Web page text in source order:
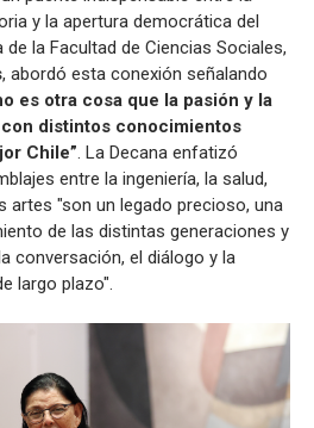
y la apertura democrática del
la Facultad de Ciencias Sociales,
, abordó esta conexión señalando
es otra cosa que la pasión y la
distintos conocimientos
Chile”. La Decana enfatizó
entre la ingeniería, la salud,
artes "son un legado precioso, una
de las distintas generaciones y
conversación, el diálogo y la
largo plazo".